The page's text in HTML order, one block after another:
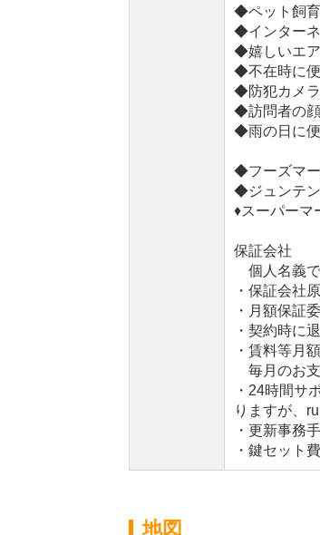
◆ペット飼育
◆インターネ
◆嬉しいエア
◆不在時に便
◆防犯カメラ
◆訪問者の顔
◆雨の日に便
◆フーズマ
◆ジュンテ
♦スーパーマ
保証会社
個人名義で
・保証会社
・月額保証
・契約時に
・賃料等月
毎月のお支
・24時間サ
りますが、
・更新事務
・鍵セット
地図